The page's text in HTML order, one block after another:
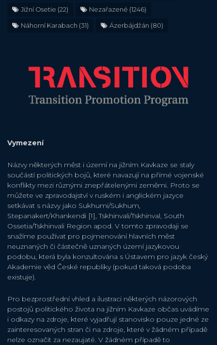
Jižní Osetie (22) Nezařazené (1246)
Náhorní Karabach (31) Ázerbájdžán (80)
Vymezení
Názvy některých měst i území na jižním Kavkaze se staly
součástí politických bojů, které navazují na přímé vojenské
konflikty mezi různými znepřátelenými zeměmi. Proto se
můžete ve zpravodajství v ruském i anglickém jazyce
setkávat s názvy jako Sukhumi/Sukhum,
Stepanakert/Khankendi [1], Tskhinvali/Tskhinval, South
Ossetia/Tskhinvali Region apod. V tomto zpravodaji se
snažíme používat pro pojmenování hlavních měst
neuznaných či částečně uznaných území jazykovou
podobu, která byla konzultována s Ústavem pro jazyk český
Akademie věd České republiky (pokud taková podoba
existuje).
Pro bezprostřední vhled a ilustraci některých názorových
postojů politického života na jižním Kavkaze občas uvádíme
i odkazy na zdroje, které vyjadřují stanovisko pouze jedné ze
zainteresovaných stran či na zdroje, které v žádném případě
nelze označit za nezaujaté. V žádném případě to